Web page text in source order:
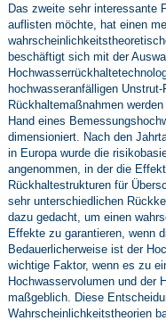
Das zweite sehr interessante
auflisten möchte, hat einen
beschäftigt sich mit der
hochwasseranfälligen
Rückhaltemaßnahmen
Hand eines
dimensioniert. Nach den
in Europa wurde die
angenommen, in der die
Rückhaltestrukturen für
sehr unterschiedlichen
dazu gedacht, um einen
Effekte zu garantieren, wenn
Bedauerlicherweise ist der
wichtige Faktor, wenn es zu
Hochwasservolumen und der
maßgeblich. Diese
Wahrscheinlichkeitstheorien